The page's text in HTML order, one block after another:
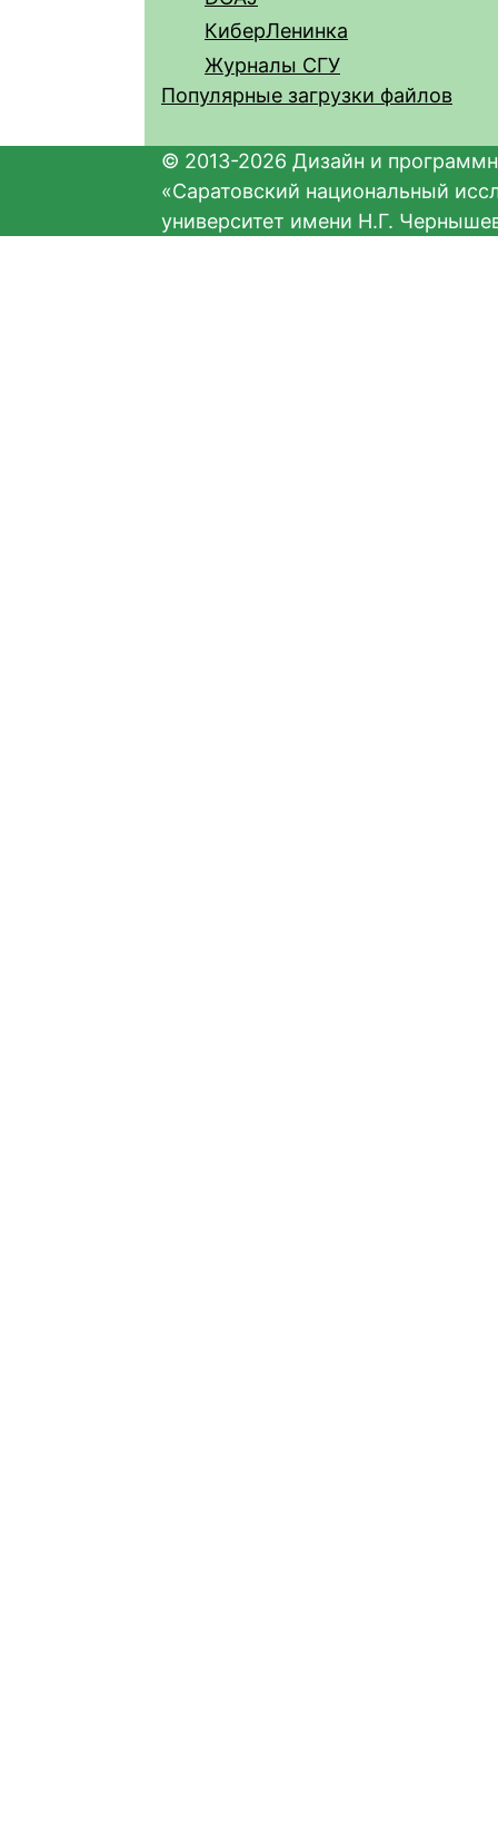
КиберЛенинка
Журналы СГУ
Популярные загрузки файлов
© 2013-2026 Дизайн и
«Саратовский национальный
университет имени Н.Г.